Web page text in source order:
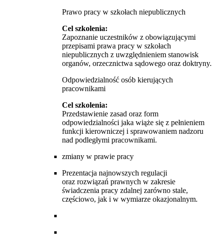
Prawo pracy w szkołach niepublicznych
Cel szkolenia:
Zapoznanie uczestników z obowiązującymi
przepisami prawa pracy w szkołach
niepublicznych z uwzględnieniem stanowisk
organów, orzecznictwa sądowego oraz doktryny.
Odpowiedzialność osób kierujących
pracownikami
Cel szkolenia:
Przedstawienie zasad oraz form
odpowiedzialności jaka wiąże się z pełnieniem
funkcji kierowniczej i sprawowaniem nadzoru
nad podległymi pracownikami.
zmiany w prawie pracy
Prezentacja najnowszych regulacji
oraz rozwiązań prawnych w zakresie
świadczenia pracy zdalnej zarówno stale,
częściowo, jak i w wymiarze okazjonalnym.